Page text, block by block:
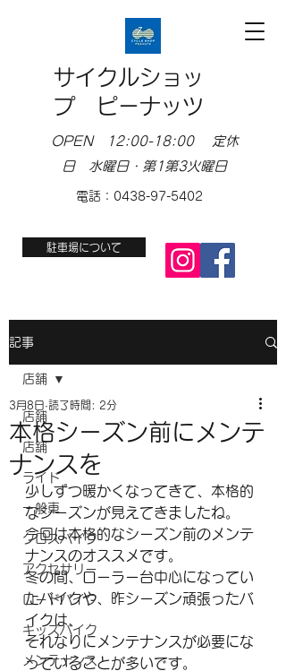
サイクルショッ
プ ピーナッツ
OPEN 12:00-18:00 定休
日 水曜日・第1第3火曜日
電話：0438-97-5402
駐車場について
記事
店舗
店舗
ライド
一般車
クロスバイク
アクセサリー
ロードバイク
キッズバイク
メンテナンス
店舗
本格シーズン前にメンテ
ナンスを
3月8日 読了時間: 2分
少しずつ暖かくなってきて、本格的
なシーズンが見えてきましたね。
今回は本格的なシーズン前のメンテ
ナンスのオススメです。
冬の間、ローラー台中心になってい
たバイクや、昨シーズン頑張ったバ
イクは、
それなりにメンテナンスが必要にな
っていることが多いです。